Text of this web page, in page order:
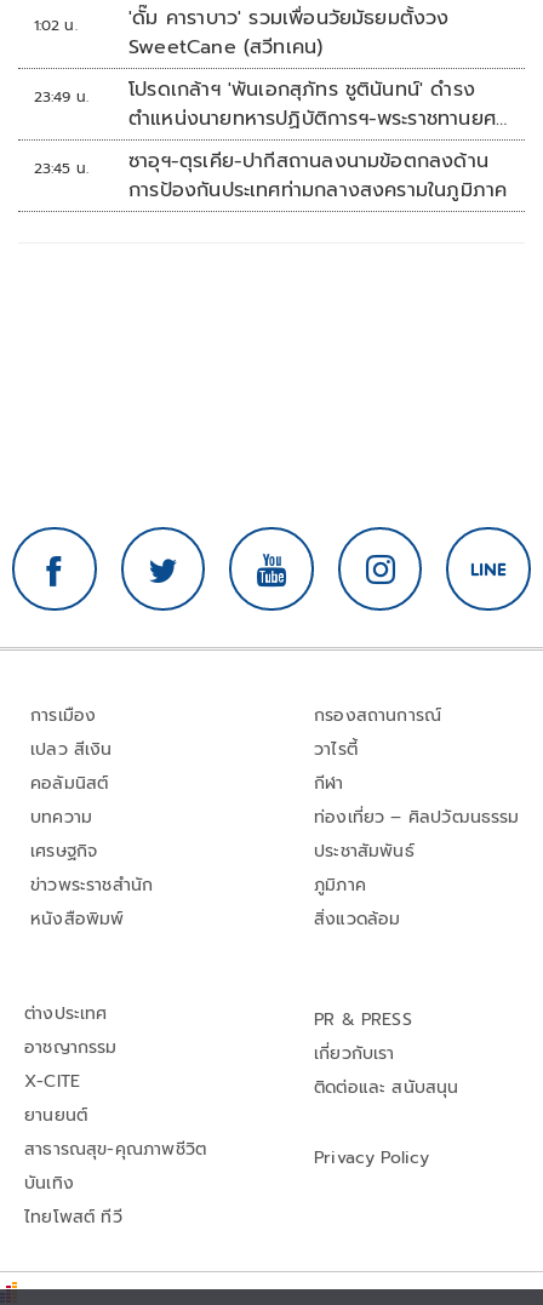
1:02 น.
'ดั๊ม คาราบาว' รวมเพื่อนวัยมัธยมตั้งวง
SweetCane (สวีทเคน)
23:49 น.
โปรดเกล้าฯ 'พันเอกสุภัทร ชูตินันทน์' ดำรง
ตำแหน่งนายทหารปฏิบัติการฯ-พระราชทานยศ
'พลตรี'
23:45 น.
ซาอุฯ-ตุรเคีย-ปากีสถานลงนามข้อตกลงด้าน
การป้องกันประเทศท่ามกลางสงครามในภูมิภาค
การเมือง
เปลว สีเงิน
คอลัมนิสต์
บทความ
เศรษฐกิจ
ข่าวพระราชสำนัก
หนังสือพิมพ์
กรองสถานการณ์
วาไรตี้
กีฬา
ท่องเที่ยว – ศิลปวัฒนธรรม
ประชาสัมพันธ์
ภูมิภาค
สิ่งแวดล้อม
ต่างประเทศ
อาชญากรรม
X-CITE
ยานยนต์
สาธารณสุข-คุณภาพชีวิต
บันเทิง
ไทยโพสต์ ทีวี
PR & PRESS
เกี่ยวกับเรา
ติดต่อและ สนับสนุน
Privacy Policy